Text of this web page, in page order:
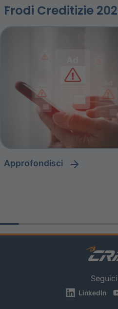
Frodi Creditizie
approfondisci
LinkedIn